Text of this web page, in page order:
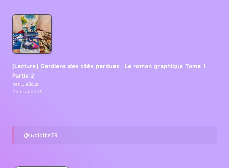
[Lecture] Gardiens des cités perdues : Le roman graphique Tome 1
Partie 2
par LuCioLe
25 mai 2026
@lupiotte79